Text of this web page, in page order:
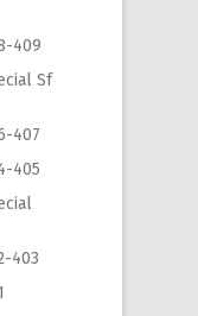
409
Sf
407
405
403